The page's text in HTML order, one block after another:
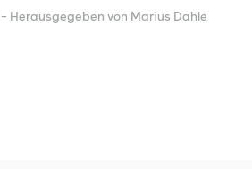
– Herausgegeben von Marius Dahle